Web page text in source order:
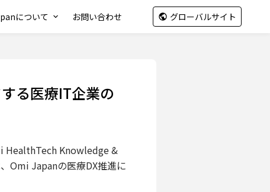
について お問い合わせ グローバルサイト
る医療IT企業の
HealthTech Knowledge &
Omi Japanの医療DX推進に